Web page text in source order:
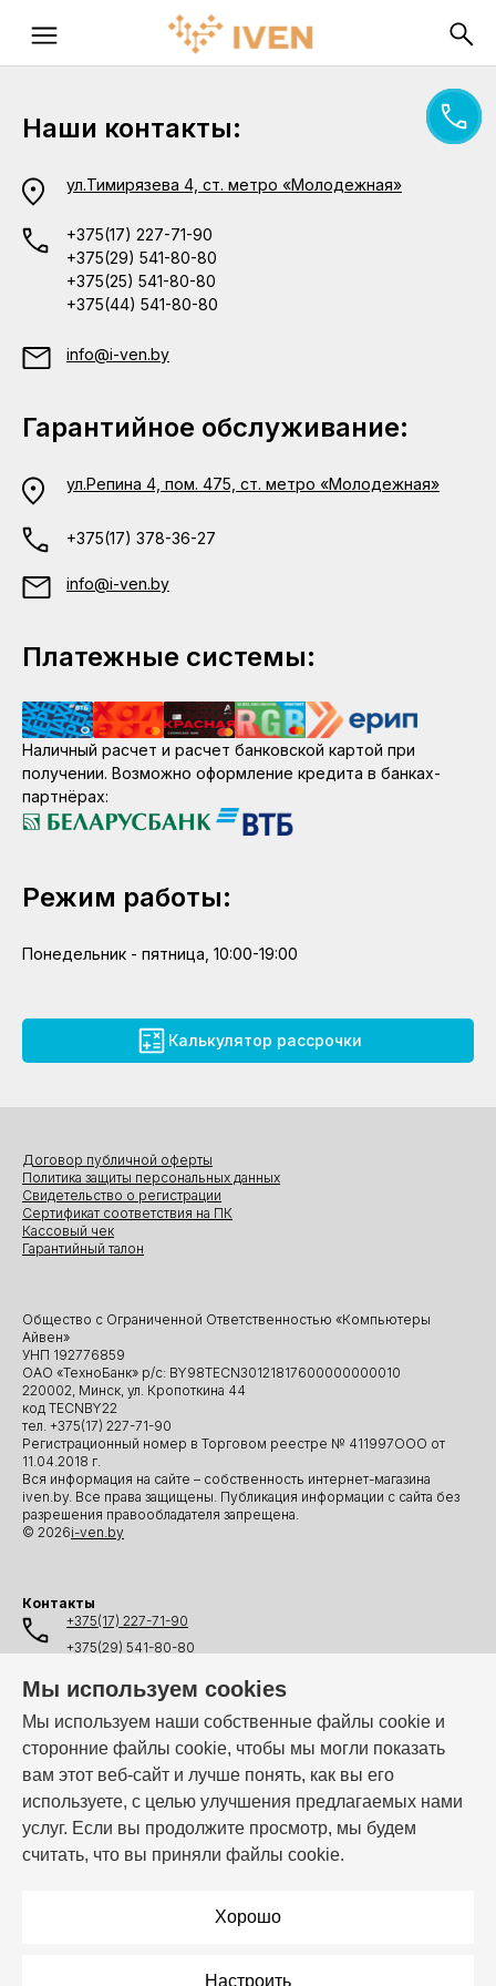
Мы используем cookies
Мы используем наши собственные файлы cookie и
сторонние файлы cookie, чтобы мы могли показать
вам этот веб-сайт и лучше понять, как вы его
используете, с целью улучшения предлагаемых нами
услуг. Если вы продолжите просмотр, мы будем
считать, что вы приняли файлы cookie.
Хорошо
Настроить
Наши контакты:
ул.Тимирязева 4, ст. метро «Молодежная»
+375(17) 227-71-90
+375(29) 541-80-80
+375(25) 541-80-80
+375(44) 541-80-80
info@i-ven.by
Гарантийное обслуживание:
ул.Репина 4, пом. 475, ст. метро «Молодежная»
+375(17) 378-36-27
info@i-ven.by
Платежные системы:
Наличный расчет и расчет банковской картой при
получении. Возможно оформление кредита в банках-
партнёрах:
Режим работы:
Понедельник - пятница, 10:00-19:00
Калькулятор рассрочки
Общество с Ограниченной Ответственностью «Компьютеры
Айвен»
УНП 192776859
ОАО «ТехноБанк» р/с: BY98TECN30121817600000000010
220002, Минск, ул. Кропоткина 44
код TECNBY22
тел. +375(17) 227-71-90
Регистрационный номер в Торговом реестре № 411997ООО от
11.04.2018 г.
Вся информация на сайте – собственность интернет-магазина
iven.by. Все права защищены. Публикация информации с сайта без
разрешения правообладателя запрещена.
© 2026i-ven.by
Договор публичной оферты
Политика защиты персональных данных
Свидетельство о регистрации
Сертификат соответствия на ПК
Кассовый чек
Гарантийный талон
Контакты
+375(17) 227-71-90
+375(29) 541-80-80
+375(44) 541-80-80
info@i-ven.by
Мы в мессенджерах:
Режим работы: Пн–Пт: 10:00 – 19:00